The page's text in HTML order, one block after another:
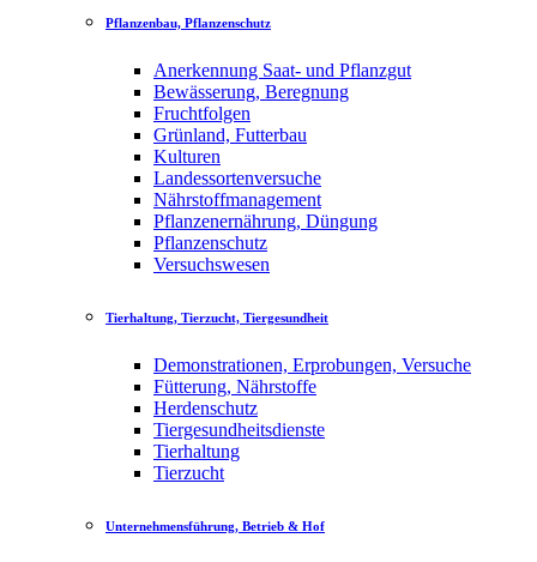
Pflanzenbau, Pflanzenschutz
Anerkennung Saat- und Pflanzgut
Bewässerung, Beregnung
Fruchtfolgen
Grünland, Futterbau
Kulturen
Landessortenversuche
Nährstoffmanagement
Pflanzenernährung, Düngung
Pflanzenschutz
Versuchswesen
Tierhaltung, Tierzucht, Tiergesundheit
Demonstrationen, Erprobungen, Versuche
Fütterung, Nährstoffe
Herdenschutz
Tiergesundheitsdienste
Tierhaltung
Tierzucht
Unternehmensführung, Betrieb & Hof